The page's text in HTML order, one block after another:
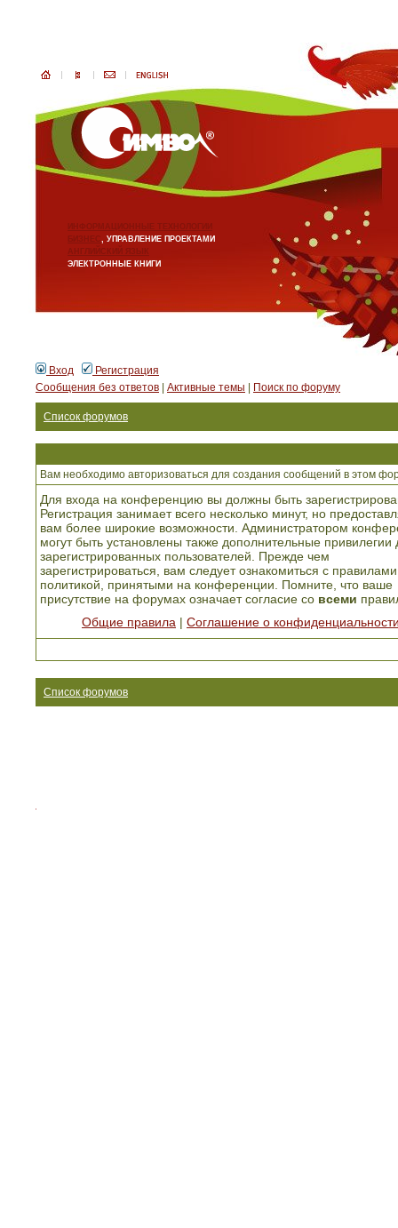
ИНФОРМАЦИОННЫЕ ТЕХНОЛОГИИ
БИЗНЕС, УПРАВЛЕНИЕ ПРОЕКТАМИ
АНГЛИЙСКИЙ ЯЗЫК
ЭЛЕКТРОННЫЕ КНИГИ
Вход
Регистрация
Сообщения без ответов
Активные темы Поиск по форуму
Список форумов
Вам необходимо авторизоваться для создания сообщений в этом
Для входа на конференцию вы должны быть
Регистрация занимает всего несколько минут, но
вам более широкие возможности. Администратором
могут быть установлены также дополнительные привилегии
зарегистрированных пользователей. Прежде чем
зарегистрироваться, вам следует ознакомиться с
политикой, принятыми на конференции. Помните, что ваше
присутствие на форумах означает согласие со всеми
Общие правила
Соглашение о
Список форумов